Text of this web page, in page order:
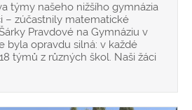
týmy našeho nižšího gymnázia
– zúčastnily matematické
Pravdové na Gymnáziu v
byla opravdu silná: v každé
týmů z různých škol. Naši žáci